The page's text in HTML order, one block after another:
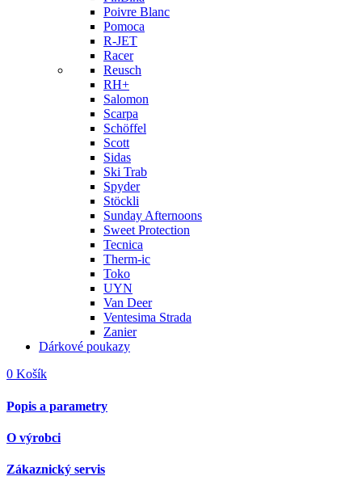
Poivre Blanc
Pomoca
R-JET
Racer
Reusch
RH+
Salomon
Scarpa
Schöffel
Scott
Sidas
Ski Trab
Spyder
Stöckli
Sunday Afternoons
Sweet Protection
Tecnica
Therm-ic
Toko
UYN
Van Deer
Ventesima Strada
Zanier
Dárkové poukazy
0 Košík
Popis a parametry
O výrobci
Zákaznický servis